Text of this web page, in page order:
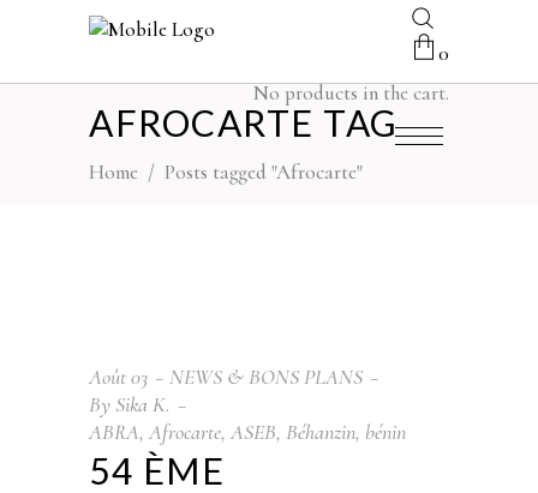
0
No products in the cart.
AFROCARTE TAG
Home / Posts tagged "Afrocarte"
Août03
NEWS & BONS PLANS
By Sika K.
ABRA, Afrocarte, ASEB, Béhanzin, bénin
54 ÈME